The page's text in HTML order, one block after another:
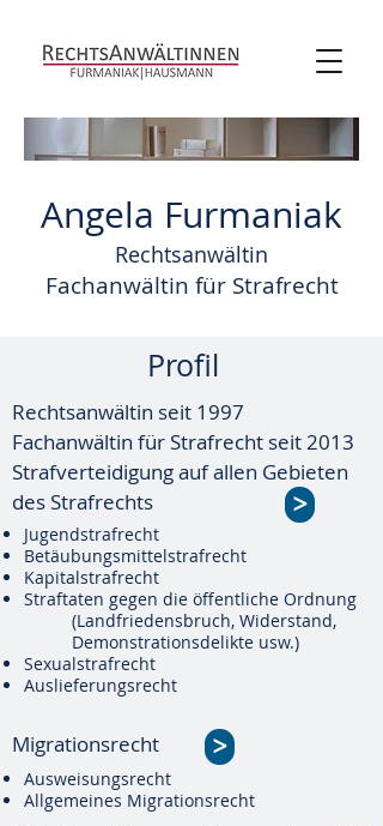
Angela Furmaniak
Rechtsanwältin
Fachanwältin für Strafrecht
Profil
Rechtsanwältin seit 1997
Fachanwältin für Strafrecht seit 2013
Strafverteidigung auf allen Gebieten
des Strafrechts
>
Jugendstrafrecht
Betäubungsmittelstrafrecht
Kapitalstrafrecht
Straftaten gegen die öffentliche Ordnung
(Landfriedensbruch, Widerstand,
Demonstrationsdelikte usw.)
Sexualstrafrecht
Auslieferungsrecht
Migrationsrecht >
Ausweisungsrecht
Allgemeines Migrationsrecht